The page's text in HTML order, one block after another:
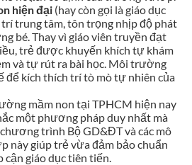
hiện đại (hay còn gọi là giáo dục
trung tâm, tôn trọng nhịp độ phát
bé. Thay vì giáo viên truyền đạt
trẻ được khuyến khích tự khám
và tự rút ra bài học. Môi trường
để kích thích trí tò mò tự nhiên của
mầm non tại TPHCM hiện nay
một phương pháp duy nhất mà
trình Bộ GD&ĐT và các mô
này giúp trẻ vừa đảm bảo chuẩn
giáo dục tiên tiến.